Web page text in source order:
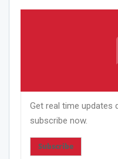
Get real time updates
subscribe now.
Subscribe